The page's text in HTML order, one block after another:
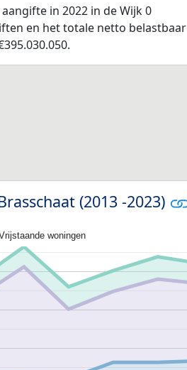
in 2022 in de Wijk 0
en het totale netto belastbaar
(2013 -2023)
woningen